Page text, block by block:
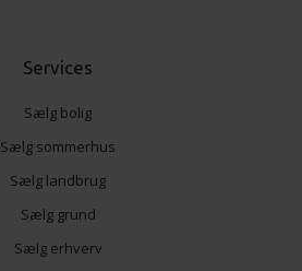
Services
Sælg bolig
Sælg sommerhus
Sælg landbrug
Sælg grund
Sælg erhverv